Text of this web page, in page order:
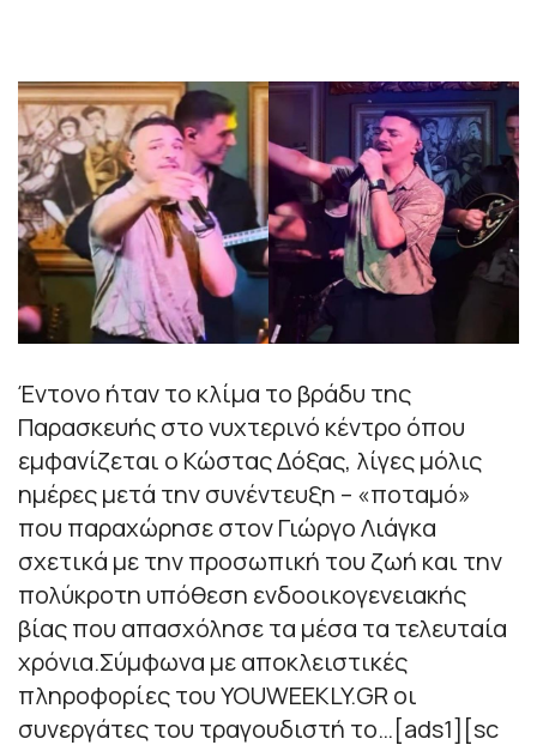
Έντονο ήταν το κλίμα το βράδυ της
Παρασκευής στο νυχτερινό κέντρο όπου
εμφανίζεται ο Κώστας Δόξας, λίγες μόλις
ημέρες μετά την συνέντευξη – «ποταμό»
που παραχώρησε στον Γιώργο Λιάγκα
σχετικά με την προσωπική του ζωή και την
πολύκροτη υπόθεση ενδοοικογενειακής
βίας που απασχόλησε τα μέσα τα τελευταία
χρόνια.Σύμφωνα με αποκλειστικές
πληροφορίες του YOUWEEKLY.GR οι
συνεργάτες του τραγουδιστή το…[ads1][sc